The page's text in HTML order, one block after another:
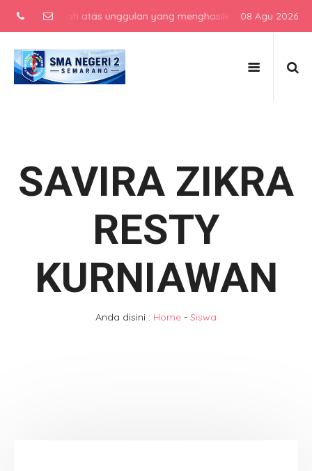
menengah atas unggulan yang menghasilkan lulusan08 Agu 2026
SAVIRA ZIKRA
RESTY
KURNIAWAN
Anda disini : Home - Siswa